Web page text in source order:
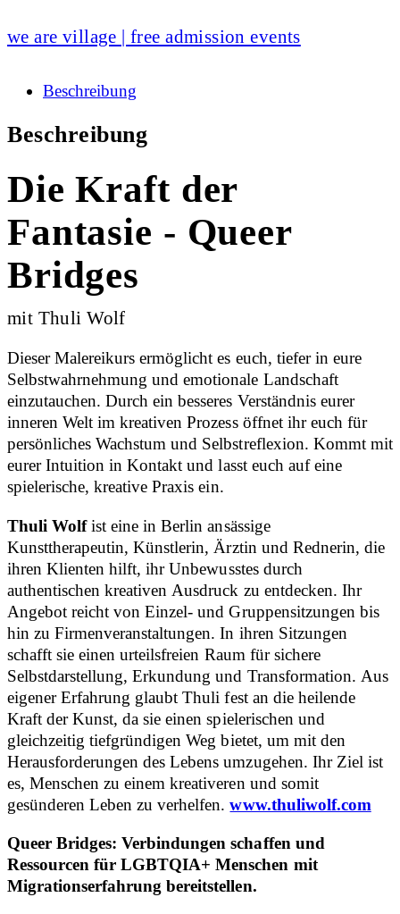
we are village | free admission events
Beschreibung
Beschreibung
Die Kraft der
Fantasie - Queer
Bridges
mit Thuli Wolf
Dieser Malereikurs ermöglicht es euch, tiefer in eure
Selbstwahrnehmung und emotionale Landschaft
einzutauchen. Durch ein besseres Verständnis eurer
inneren Welt im kreativen Prozess öffnet ihr euch für
persönliches Wachstum und Selbstreflexion. Kommt mit
eurer Intuition in Kontakt und lasst euch auf eine
spielerische, kreative Praxis ein.
Thuli Wolfist eine in Berlin ansässige
Kunsttherapeutin, Künstlerin, Ärztin und Rednerin, die
ihren Klienten hilft, ihr Unbewusstes durch
authentischen kreativen Ausdruck zu entdecken. Ihr
Angebot reicht von Einzel- und Gruppensitzungen bis
hin zu Firmenveranstaltungen. In ihren Sitzungen
schafft sie einen urteilsfreien Raum für sichere
Selbstdarstellung, Erkundung und Transformation. Aus
eigener Erfahrung glaubt Thuli fest an die heilende
Kraft der Kunst, da sie einen spielerischen und
gleichzeitig tiefgründigen Weg bietet, um mit den
Herausforderungen des Lebens umzugehen. Ihr Ziel ist
es, Menschen zu einem kreativeren und somit
gesünderen Leben zu verhelfen.www.thuliwolf.com
Queer Bridges: Verbindungen schaffen und
Ressourcen für LGBTQIA+ Menschen mit
Migrationserfahrung bereitstellen.